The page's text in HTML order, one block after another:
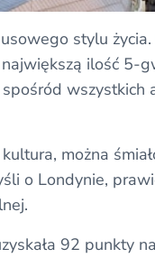
stylu
ilość 5-
wszystkich
można
o Londynie,
92 punkty